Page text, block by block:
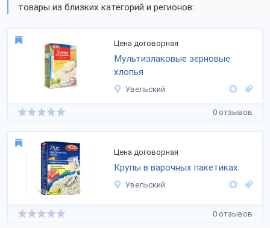
товары из близких категорий и регионов:
Цена договорная
Мультизлаковые зерновые
хлопья
Увельский
0 отзывов
Цена договорная
Крупы в варочных пакетиках
Увельский
0 отзывов